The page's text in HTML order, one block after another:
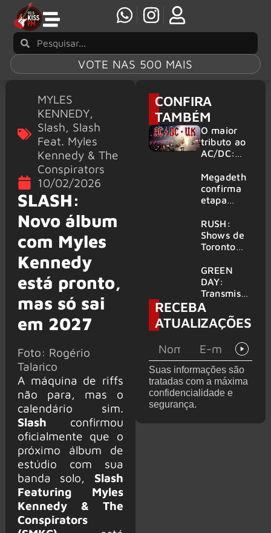
VOTE NAS 500 MAIS
MYLES
KENNEDY,
Slash, Slash
Feat. Myles
Kennedy & The
Conspirators
10/02/2026
SLASH:
Novo álbum
com Myles
Kennedy
está pronto,
mas só sai
em 2027
Foto: Rogério
Talarico
A máquina de riffs
não para, mas o
calendário sim.
Slash confirmou
oficialmente que o
próximo álbum de
estúdio com sua
banda solo, Slash
Featuring Myles
Kennedy & The
Conspirators
CONFIRA
TAMBÉM
O maior
tributo ao
AC/DC:
traz ao
Brasil um
repertório
atravessa
gerações
Megadeth
confirma
etapa
da turnê
de
despedida
RUSH:
Shows de
Toronto
filmados
para
provável
filme
GREEN
DAY:
Transmissã
o 24 horas
‘Green Day
TV’ é
YouTube
RECEBA
ATUALIZAÇÕES
Suas informações são
tratadas com a máxima
confidencialidade e
segurança.